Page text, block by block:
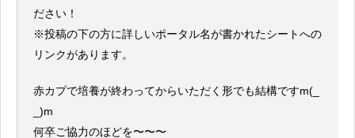
ださい！
※投稿の下の方に詳しいポータル名が書かれたシートへの
リンクがあります。
赤カプで培養が終わってからいただく形でも結構ですm(_
_)m
何卒ご協力のほどを〜〜〜